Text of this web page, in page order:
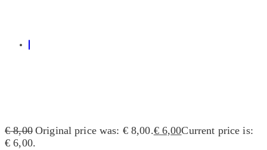
€8,00 Original price was: € 8,00.€6,00Current price is:
€ 6,00.